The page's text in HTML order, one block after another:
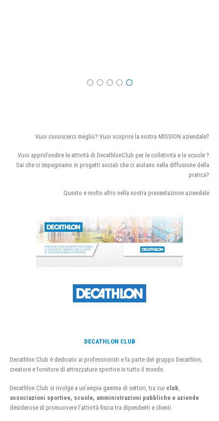
Vuoi conoscerci meglio? Vuoi scoprire la nostra MISSION aziendale?
Vuoi approfondire le attività di DecathlonClub per le colletività e le scuole ?
Sai che ci impegniamo in progetti sociali che ci aiutano nella diffusione della
pratica?
Questo e molto altro nella nostra presentazione aziendale
DECATHLON CLUB
Decathlon Club è dedicato ai professionisti e fa parte del gruppo Decathlon,
creatore e fornitore di attrezzature sportive in tutto il mondo.
Decathlon Club si rivolge a un’ampia gamma di settori, tra cui club
associazioni sportive, scuole, amministrazioni pubbliche e aziende
desiderose di promuovere l’attività fisica tra dipendenti e clienti.